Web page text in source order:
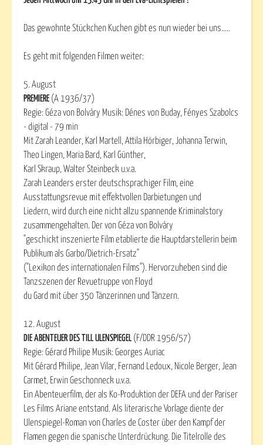
Das gewohnte Stückchen Kuchen gibt es nun wieder bei uns.....
Es geht mit folgenden Filmen weiter:
5. August
PREMIERE(A 1936/37)
Regie: Géza von Bolváry Musik: Dénes von Buday, Fényes Szabolcs
- digital - 79 min
Mit Zarah Leander, Karl Martell, Attila Hörbiger, Johanna Terwin,
Theo Lingen, Maria Bard, Karl Günther,
Karl Skraup, Walter Steinbeck u.v.a.
Zarah Leanders erster deutschsprachiger Film, eine
Ausstattungsrevue mit effektvollen Darbietungen und
Liedern, wird durch eine nicht allzu spannende Kriminalstory
zusammengehalten. Der von Géza von Bolváry
"geschickt inszenierte Film etablierte die Hauptdarstellerin beim
Publikum als Garbo/Dietrich-Ersatz"
("Lexikon des internationalen Films"). Hervorzuheben sind die
Tanzszenen der Revuetruppe von Floyd
du Gard mit über 350 Tänzerinnen und Tänzern.
12. August
DIE ABENTEUER DES TILL ULENSPIEGEL (F/DDR 1956/57)
Regie: Gérard Philipe Musik: Georges Auriac
Mit Gérard Philipe, Jean Vilar, Fernand Ledoux, Nicole Berger, Jean
Carmet, Erwin Geschonneck u.v.a.
Ein Abenteuerfilm, der als Ko-Produktion der DEFA und der Pariser
Les Films Ariane entstand. Als literarische Vorlage diente der
Ulenspiegel-Roman von Charles de Coster über den Kampf der
Flamen gegen die spanische Unterdrückung. Die Titelrolle des